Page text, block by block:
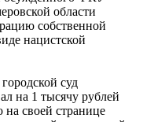
области
собственной
нацистской
суд
на 1 тысячу рублей
своей странице